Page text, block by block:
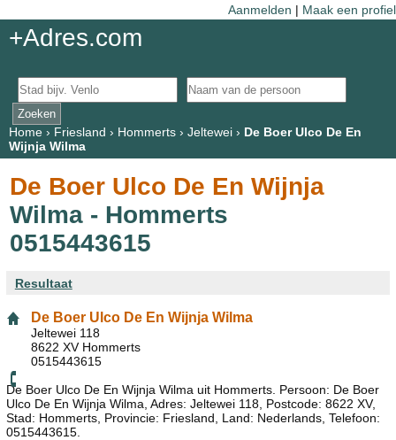
Aanmelden | Maak een profiel
+Adres.com
Home› Friesland › Hommerts› Jeltewei› De Boer Ulco De En
Wijnja Wilma
De Boer Ulco De En Wijnja
Wilma - Hommerts
0515443615
Resultaat
De Boer Ulco De En Wijnja Wilma
Jeltewei 118
8622 XV Hommerts
0515443615
De Boer Ulco De En Wijnja Wilma uit Hommerts. Persoon: De Boer
Ulco De En Wijnja Wilma, Adres: Jeltewei 118, Postcode: 8622 XV,
Stad: Hommerts, Provincie: Friesland, Land: Nederlands, Telefoon:
0515443615.